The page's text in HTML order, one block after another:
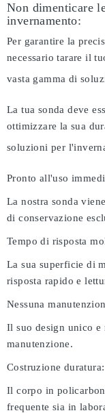
Non dimenticare
invernamento:
Per garantire la
necessario tarare il
vasta gamma di
La tua sonda deve
ottimizzare la sua
soluzioni per
Pronto all'uso
La nostra sonda
di conservazione
Tempo di risposta
La sua superficie di
risposta rapido e
Nessuna
Il suo design unico e
manutenzione.
Costruzione duratura:
Il corpo in
frequente sia in